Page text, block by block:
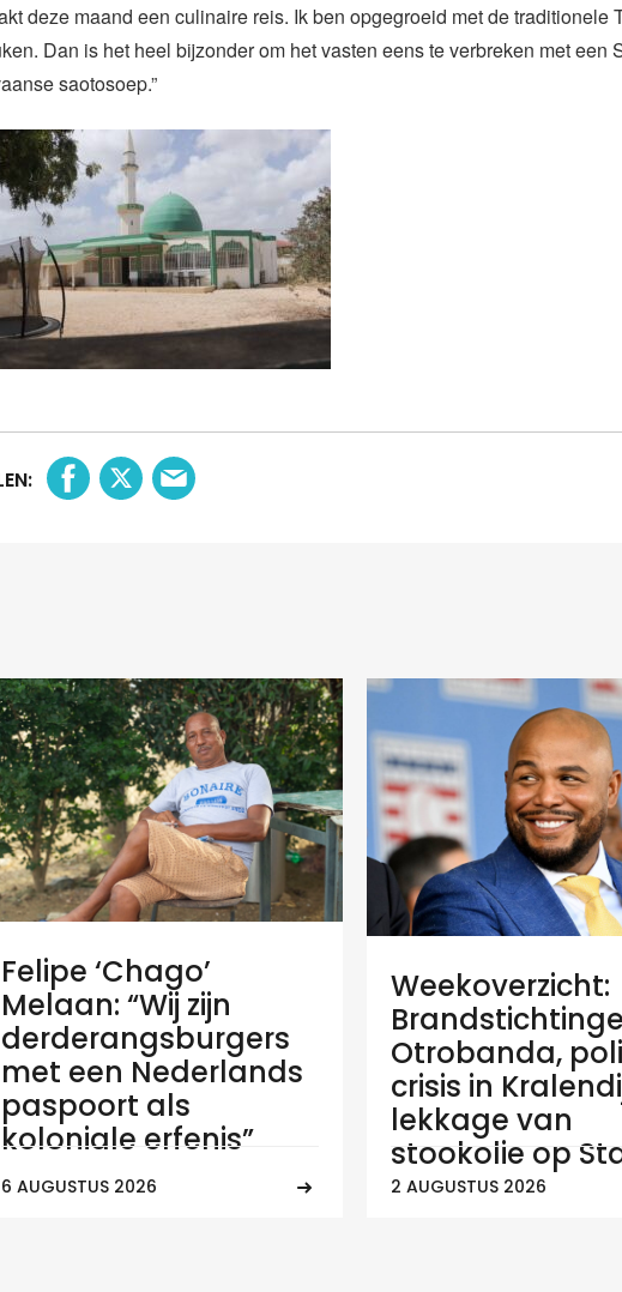
deze maand een culinaire reis. Ik ben opgegroeid met de traditionele
Dan is het heel bijzonder om het vasten eens te verbreken met een
saotosoep.”
Felipe ‘Chago’
Melaan: “Wij zijn
derderangsburgers
met een Nederlands
paspoort als
koloniale erfenis”
6 AUGUSTUS 2026
Weekoverzicht:
Otrobanda,
crisis in
lekkage van
stookolie op
2 AUGUSTUS 2026